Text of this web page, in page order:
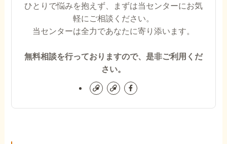
ひとりで悩みを抱えず、まずは当センターにお気
軽にご相談ください。
当センターは全力であなたに寄り添います。
無料相談を行っておりますので、是非ご利用くだ
さい。